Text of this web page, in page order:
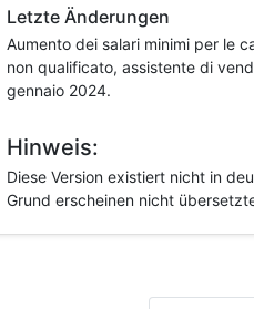
Letzte Änderungen
Aumento dei salari minimi per le
non qualificato, assistente di
gennaio 2024.
Hinweis:
Diese Version existiert nicht in
Grund erscheinen nicht